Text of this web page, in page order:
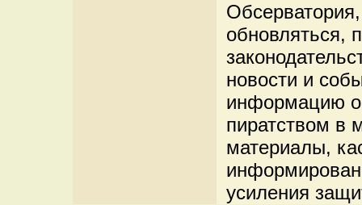
обновляться,
новости и
информацию
пиратством в
материалы,
усиления